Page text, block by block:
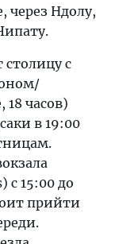
через Ндолу,
столицу с
18 часов)
в 19:00
с 15:00 до
прийти